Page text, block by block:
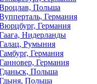
Польша
Германия
Германия
Нидерланды
Румыния
Германия
Германия
Польша
Польша